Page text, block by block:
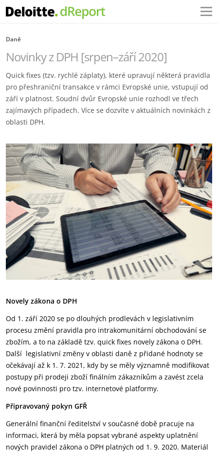
Daně
Novinky z DPH [srpen–září 2020]
Quick fixes (tzv. rychlé záplaty), které upravují některá pravidla
pro přeshraniční transakce v rámci Evropské unie, vstupují od
září v platnost. Soudní dvůr Evropské unie rozhodl ve třech
zajímavých případech. Více se dozvíte v aktuálních novinkách z
oblasti DPH.
Novely zákona o DPH
Od 1. září 2020 se po dlouhých prodlevách v legislativním
procesu změní pravidla pro intrakomunitární obchodování se
zbožím, a to na základě tzv. quick fixes novely zákona o DPH.
Další legislativní změny v oblasti daně z přidané hodnoty se
očekávají až k 1. 7. 2021, kdy by se měly významně modifikovat
postupy při prodeji zboží finálním zákazníkům a zavést zcela
nové povinnosti pro tzv. internetové platformy.
Připravovaný pokyn GFŘ
Generální finanční ředitelství v současné době pracuje na
informaci, která by měla popsat vybrané aspekty uplatnění
nových pravidel zákona o DPH platných od 1. 9. 2020. Materiál